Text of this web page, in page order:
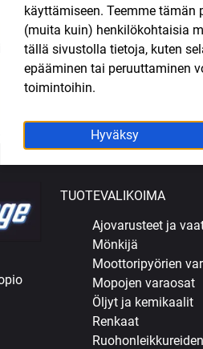
Iskunvaimentimen korotuspala
punainen Derbi, Aprilia, Gilera
15,90€
Lisää ostoskoriin
TUOTEVALIKOIMA
Ajovarusteet ja
Mönkijä
Moottoripyörien
Mopojen varaosat
Öljyt ja kemikaalit
Renkaat
käyttämiseen. Teemme
(muita kuin) henkilökohtaisia
tällä sivustolla tietoja, kuten
epääminen tai peruuttaminen
toimintoihin.
Hyväksy